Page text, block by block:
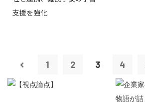
支援を強化
1 2 3 4